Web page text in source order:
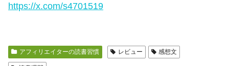
https://x.com/s4701519
アフィリエイターの読書習慣 レビュー 感想文